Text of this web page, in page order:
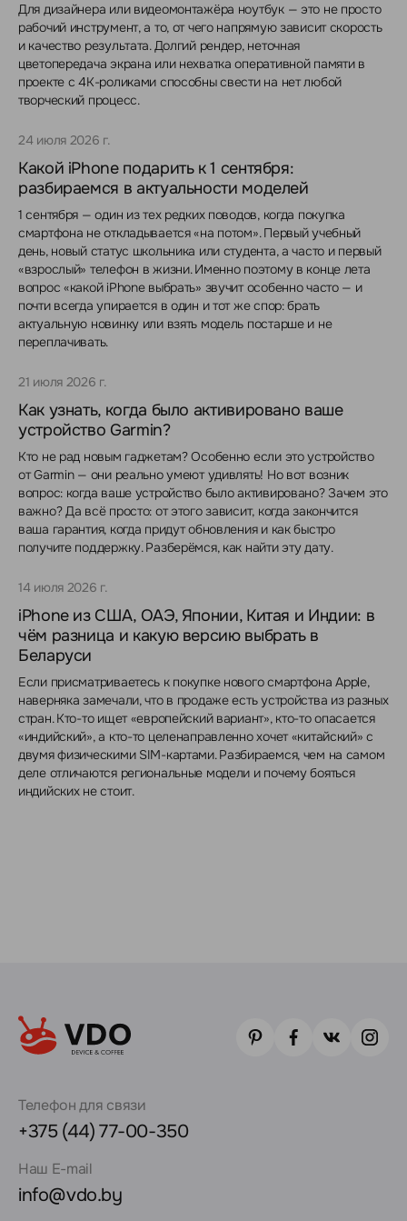
Для дизайнера или видеомонтажёра ноутбук — это не просто
рабочий инструмент, а то, от чего напрямую зависит скорость
и качество результата. Долгий рендер, неточная
цветопередача экрана или нехватка оперативной памяти в
проекте с 4K-роликами способны свести на нет любой
творческий процесс.
24 июля 2026 г.
Какой iPhone подарить к 1 сентября:
разбираемся в актуальности моделей
1 сентября — один из тех редких поводов, когда покупка
смартфона не откладывается «на потом». Первый учебный
день, новый статус школьника или студента, а часто и первый
«взрослый» телефон в жизни. Именно поэтому в конце лета
вопрос «какой iPhone выбрать» звучит особенно часто — и
почти всегда упирается в один и тот же спор: брать
актуальную новинку или взять модель постарше и не
переплачивать.
21 июля 2026 г.
Как узнать, когда было активировано ваше
устройство Garmin?
Кто не рад новым гаджетам? Особенно если это устройство
от Garmin — они реально умеют удивлять! Но вот возник
вопрос: когда ваше устройство было активировано? Зачем это
важно? Да всё просто: от этого зависит, когда закончится
ваша гарантия, когда придут обновления и как быстро
получите поддержку. Разберёмся, как найти эту дату.
14 июля 2026 г.
iPhone из США, ОАЭ, Японии, Китая и Индии: в
чём разница и какую версию выбрать в
Беларуси
Если присматриваетесь к покупке нового смартфона Apple,
наверняка замечали, что в продаже есть устройства из разных
стран. Кто-то ищет «европейский вариант», кто-то опасается
«индийский», а кто-то целенаправленно хочет «китайский» с
двумя физическими SIM-картами. Разбираемся, чем на самом
деле отличаются региональные модели и почему бояться
индийских не стоит.
Телефон для связи
+375 (44) 77-00-350
Наш E-mail
info@vdo.by